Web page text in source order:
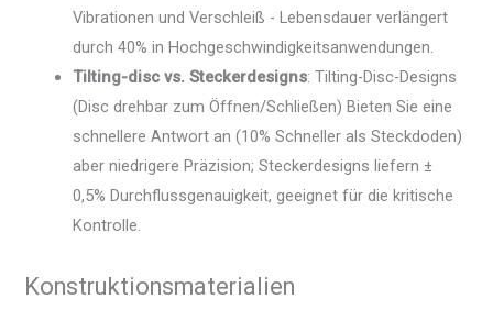
Vibrationen und Verschleiß - Lebensdauer verlängert
durch 40% in Hochgeschwindigkeitsanwendungen.
Tilting-disc vs. Steckerdesigns: Tilting-Disc-Designs
(Disc drehbar zum Öffnen/Schließen) Bieten Sie eine
schnellere Antwort an (10% Schneller als Steckdoden)
aber niedrigere Präzision; Steckerdesigns liefern ±
0,5% Durchflussgenauigkeit, geeignet für die kritische
Kontrolle.
Konstruktionsmaterialien